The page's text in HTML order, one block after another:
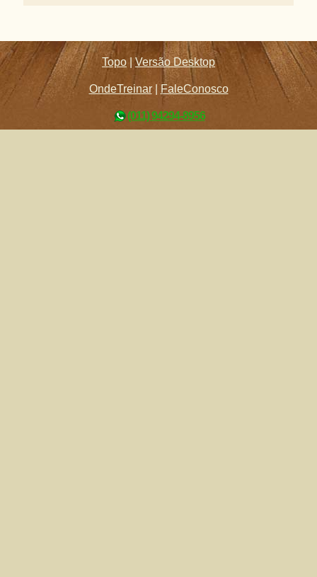
Topo |Versão Desktop
OndeTreinar| FaleConosco
(011) 94294-8956